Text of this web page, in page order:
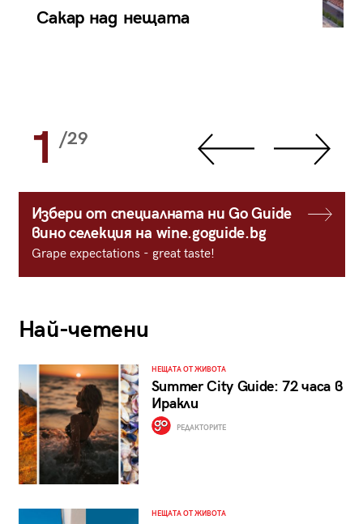
Сакар над нещата
1 /29
Избери от специалната ни Go Guide
вино селекция на wine.goguide.bg
Grape expectations - great taste!
Най-четени
НЕЩАТА ОТ ЖИВОТА
Summer City Guide: 72 часа в
Иракли
РЕДАКТОРИТЕ
НЕЩАТА ОТ ЖИВОТА